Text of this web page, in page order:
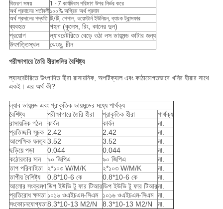
বিতরণ সময়
1 - 7 কার্যদিবস পরিমাণ উপর নির্ভর করে
অর্থ প্রদানের শর্তাবলী১০০% অগ্রিম অর্থ প্রদান
অর্থ প্রদানের পদ্ধতি টি/টি, পেপাল, ওয়েস্টার্ন ইউনিয়ন, ব্যাংক ট্রান্সফার
ব্যবহৃত
গহনা (কুলেস, রিং, কানের দুল)
প্রয়োগ
ল্যাবরেটরিতে বেড়ে ওঠা লস ডায়মন্ড কাটার জন্য
উৎপত্তিস্থল
ঝেংজু, চীন
পরীক্ষাগারে তৈরি হীরাগুলির বৈশিষ্ট্য
ল্যাবরেটরিতে উৎপাদিত হীরা রাসায়নিক, অপটিক্যাল এবং কাঠামোগতভাবে খনির হীরার সাথে
একই। এর অর্থ কী?
ল্যাব ডায়মন্ড এবং প্রাকৃতিক ডায়মন্ডের মধ্যে পার্থক্য
বৈশিষ্ট্য
পরীক্ষাগারে তৈরি হীরা প্রাকৃতিক হীরা
পার্থক্য
রাসায়নিক গঠন
কার্বন কার্বন
না.
প্রতিচ্ছবি সূচক 2.42 2.42
না.
আপেক্ষিক ঘনত্ব3.52 3.52
না.
ছড়িয়ে পড়া
0.044 0.044
না.
কঠোরতার মান
৯০ জিপিএ ৯০ জিপিএ
না.
তাপ পরিবাহিতা ২*১০৩ W/M/K ২*১০৩ W/M/K
না.
তাপীয় বৈশিষ্ট্য
0.8*10-6 কে 0.8*10-6 কে
না.
আলোর সংক্রমণডিপ ইউভি টু ফার টিআরডিপ ইউভি টু ফার টিআরনা.
প্রতিরোধ ক্ষমতা ১০১৬ ওএইচএম-সিএম ১০১৬ ওএইচএম-সিএম না.
সংকোচনযোগ্যতা8.3*10-13 M2/N 8.3*10-13 M2/N না.